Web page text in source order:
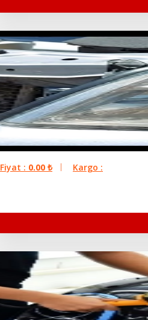
Fiyat : 0.00 ₺ Kargo :